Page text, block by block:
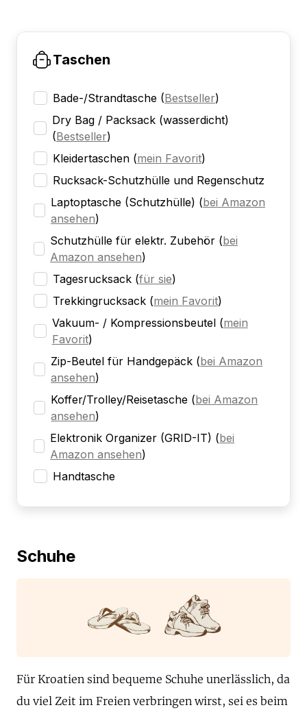
Taschen
Bade-/Strandtasche (Bestseller)
Dry Bag / Packsack (wasserdicht)
(Bestseller)
Kleidertaschen (mein Favorit)
Rucksack-Schutzhülle und Regenschutz
Laptoptasche (Schutzhülle) (bei Amazon
ansehen)
Schutzhülle für elektr. Zubehör (bei
Amazon ansehen)
Tagesrucksack (für sie)
Trekkingrucksack (mein Favorit)
Vakuum- / Kompressionsbeutel (mein
Favorit)
Zip-Beutel für Handgepäck (bei Amazon
ansehen)
Koffer/Trolley/Reisetasche (bei Amazon
ansehen)
Elektronik Organizer (GRID-IT) (bei
Amazon ansehen)
Handtasche
Schuhe
Für Kroatien sind bequeme Schuhe unerlässlich, da
du viel Zeit im Freien verbringen wirst, sei es beim